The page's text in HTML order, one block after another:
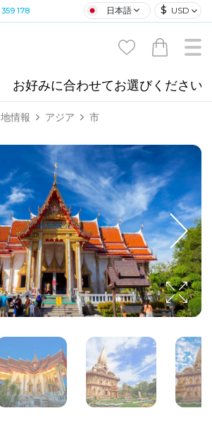
178 日本語 $ USD
お好みに合わせてお選びください
情報 アジア 市